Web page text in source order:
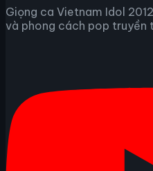
Giọng ca Vietnam Idol
và phong cách pop truyền